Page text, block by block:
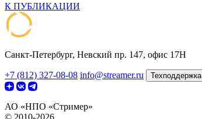
К ПУБЛИКАЦИИ
Санкт-Петербург, Невский пр. 147, офис 17Н
+7 (812) 327-08-08 info@streamer.ru Техподдержка
АО «НПО «Стример»
© 2010-2026